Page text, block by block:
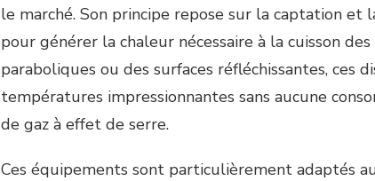
le marché. Son principe repose sur la captation et
pour générer la chaleur nécessaire à la cuisson
paraboliques ou des surfaces réfléchissantes, ces
températures impressionnantes sans aucune
de gaz à effet de serre.
Ces équipements sont particulièrement adaptés